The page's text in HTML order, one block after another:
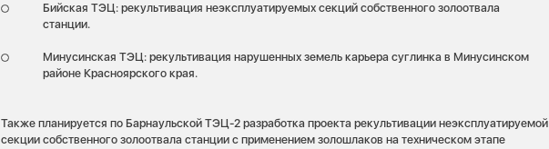
Бийская ТЭЦ: рекультивация неэксплуатируемых секций собственного золоотвала
станции.
Минусинская ТЭЦ: рекультивация нарушенных земель карьера суглинка в Минусинском
районе Красноярского края.
Также планируется по Барнаульской ТЭЦ-2 разработка проекта рекультивации неэксплуатируемой
секции собственного золоотвала станции с применением золошлаков на техническом этапе